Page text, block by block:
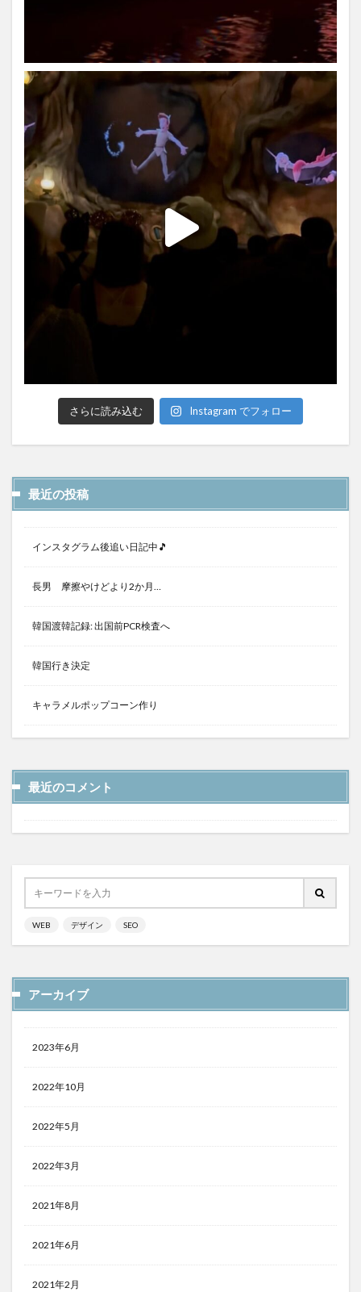
さらに読み込む Instagram でフォロー
最近の投稿
インスタグラム後追い日記中🎵
長男 摩擦やけどより2か月…
韓国渡韓記録: 出国前PCR検査へ
韓国行き決定
キャラメルポップコーン作り
最近のコメント
WEB デザイン SEO
アーカイブ
2023年6月
2022年10月
2022年5月
2022年3月
2021年8月
2021年6月
2021年2月